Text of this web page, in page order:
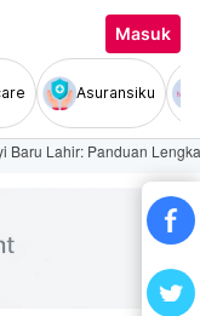
Masuk
Asuransiku
Baru Lahir: Panduan